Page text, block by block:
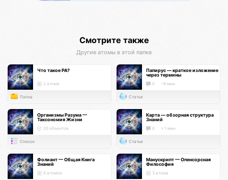
Смотрите также
Другие атомы в этой папке
Что такое РА?
2 атома
Папка
Папирус — краткое изложение
через термины
0 ~8 мин.
Статья
Организмы Разума —
Таксономия Жизни
20 объектов
Список
Карта — обзорная структура
Знаний
0 < 1 мин.
Статья
Фолиант — Общая Книга
Знаний
8 атомов
Манускрипт — Опенсорсная
Философия
3 атома